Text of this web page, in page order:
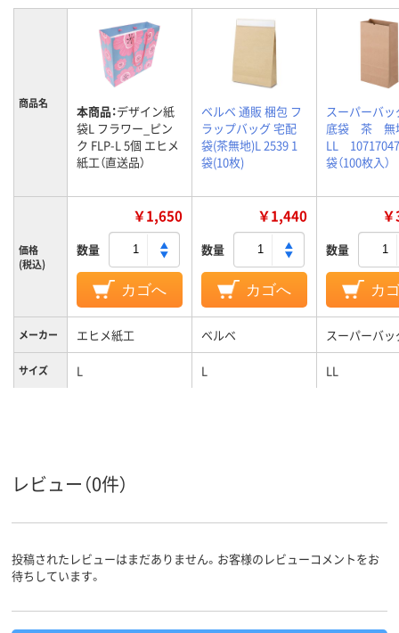
商品名 本商品：デザイン紙
袋L フラワー_ピン
ク FLP-L 5個 エヒメ
紙工（直送品）
ベルベ 通販 梱包 フ
ラップバッグ 宅配
袋(茶無地)L 2539 1
袋(10枚)
スーパーバ
底袋 茶
LL
袋（100枚入）
価格
(税込)
￥1,650
数量
カゴへ
￥1,440
数量
カゴへ
数量
カ
メーカー エヒメ紙工 ベルベ スーパーバッ
サイズ L L LL
重量 約88g
レビュー（0件）
投稿されたレビューはまだありません。お客様のレビューコメントをお
待ちしています。